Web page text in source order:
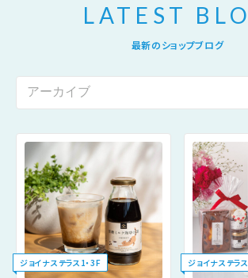
LATEST
最新のショップブログ
ジョイナステラス1・3F ジョイナステラ